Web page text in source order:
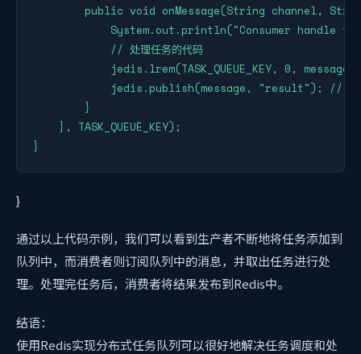
public void onMessage(String channel,
System.out.println("Consumer handle
            // 处理任务的代码
jedis.lrem(TASK_QUEUE_KEY, 0, message);
jedis.publish(message, "result"); // 发
        }
    }, TASK_QUEUE_KEY);
}
}
通过以上代码示例，我们可以看到生产者不断地将任务添加到
队列中，而消费者则订阅队列中的消息，并取出任务进行处
理。处理完任务后，消费者将结果发布到Redis中。
结语：
使用Redis实现分布式任务队列可以很好地解决任务调度和处